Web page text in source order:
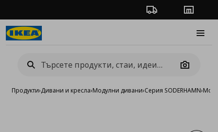
Проследяване на
Camera
Продукти›Дивани и кресла›Модулни дивани›Серия SODERHAMN›